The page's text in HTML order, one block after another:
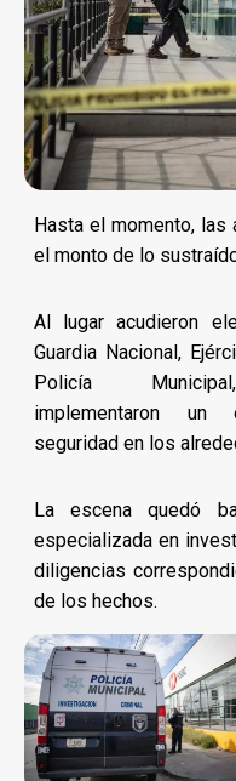
Hasta el momento, las
el monto de lo
Al lugar acudieron
Guardia Nacional,
Policía
implementaron un
seguridad en los
La escena quedó
especializada en
diligencias
de los hechos.